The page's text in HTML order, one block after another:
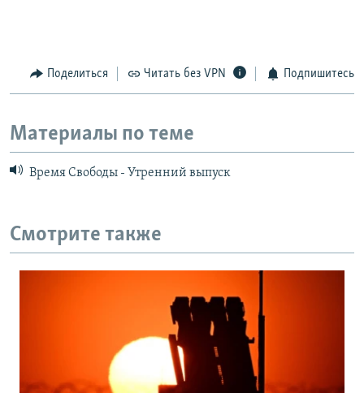
Поделиться Читать без VPN Подпишитесь
Материалы по теме
Время Свободы - Утренний выпуск
Смотрите также